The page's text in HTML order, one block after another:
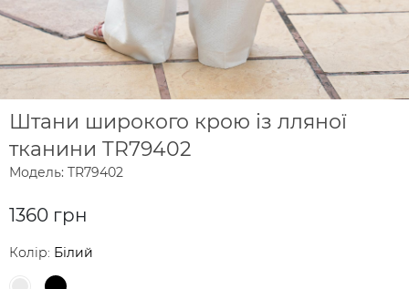
Штани широкого крою із лляної
тканини TR79402
Модель: TR79402
1360 грн
Колір: Білий